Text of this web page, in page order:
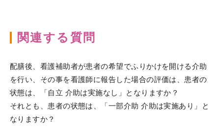
関連する質問
配膳後、看護補助者が患者の希望でふりかけを開ける介助
を行い、その事を看護師に報告した場合の評価は、患者の
状態は、「自立 介助は実施なし」となりますか？
それとも、患者の状態は、「一部介助 介助は実施あり」と
なりますか？